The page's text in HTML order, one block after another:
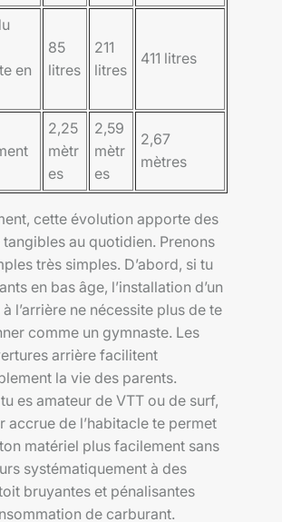
en
85
litres
211
litres
411 litres
2,25
mètr
es
2,59
mètr
es
2,67
mètres
cette évolution apporte des
au quotidien. Prenons
très simples. D’abord, si tu
en bas âge, l’installation d’un
l’arrière ne nécessite plus de te
comme un gymnaste. Les
arrière facilitent
la vie des parents.
es amateur de VTT ou de surf,
accrue de l’habitacle te permet
matériel plus facilement sans
systématiquement à des
bruyantes et pénalisantes
de carburant.